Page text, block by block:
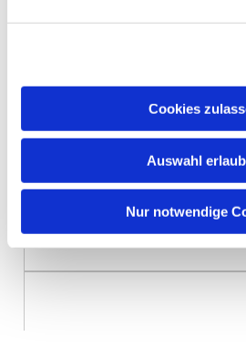
Cookies
Auswahl
Nur notwendige
Kinder- und
Dekanate
Kinzigtal